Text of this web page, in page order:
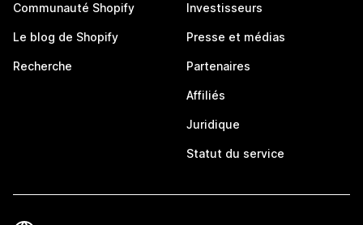
Communauté Shopify
Le blog de Shopify
Recherche
Investisseurs
Presse et médias
Partenaires
Affiliés
Juridique
Statut du service